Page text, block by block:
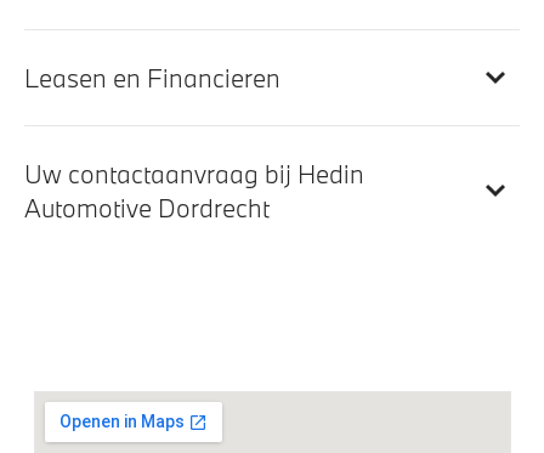
Exterieur
BMW Iconic Glow exterieurpakket
LED achterlichten
Leasen en Financieren
Uw contactaanvraag bij Hedin
Automotive Dordrecht